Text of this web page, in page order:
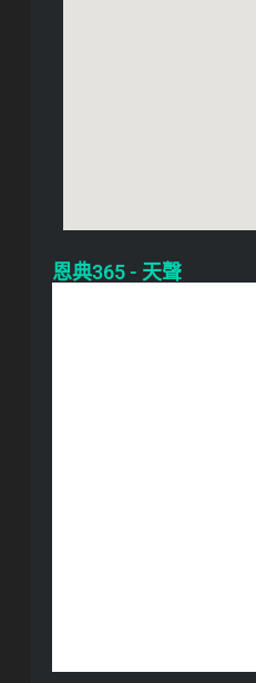
恩典365 - 天聲